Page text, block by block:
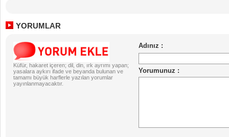
YORUMLAR
Küfür, hakaret içeren; dil, din, ırk ayrımı yapan;
yasalara aykırı ifade ve beyanda bulunan ve
tamamı büyük harflerle yazılan yorumlar
yayınlanmayacaktır.